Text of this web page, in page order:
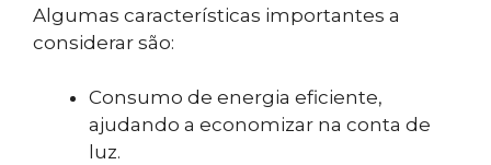
Algumas características importantes a
considerar são:
Consumo de energia eficiente,
ajudando a economizar na conta de
luz.